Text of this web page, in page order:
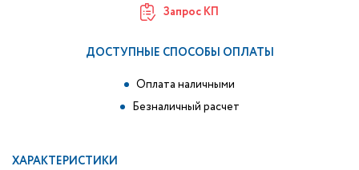
Запрос КП
ДОСТУПНЫЕ СПОСОБЫ ОПЛАТЫ
Оплата наличными
Безналичный расчет
ХАРАКТЕРИСТИКИ